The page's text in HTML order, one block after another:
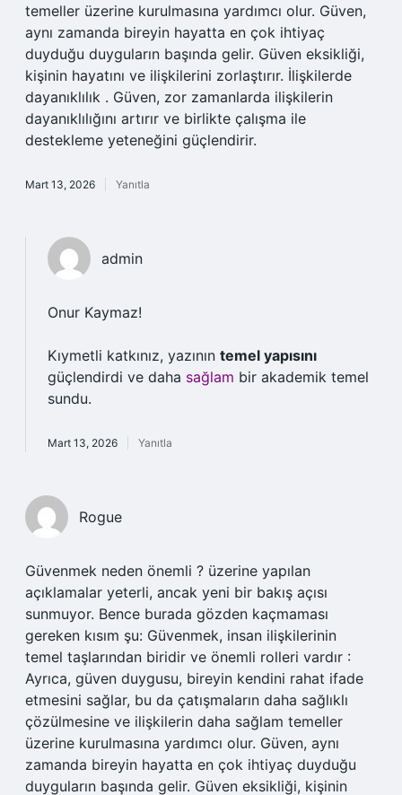
temeller üzerine kurulmasına yardımcı olur. Güven,
aynı zamanda bireyin hayatta en çok ihtiyaç
duyduğu duyguların başında gelir. Güven eksikliği,
kişinin hayatını ve ilişkilerini zorlaştırır. İlişkilerde
dayanıklılık . Güven, zor zamanlarda ilişkilerin
dayanıklılığını artırır ve birlikte çalışma ile
destekleme yeteneğini güçlendirir.
Mart 13, 2026 Yanıtla
admin
Onur Kaymaz!
Kıymetli katkınız, yazının temel yapısını
güçlendirdi ve daha sağlam bir akademik temel
sundu.
Mart 13, 2026 Yanıtla
Rogue
Güvenmek neden önemli ? üzerine yapılan
açıklamalar yeterli, ancak yeni bir bakış açısı
sunmuyor. Bence burada gözden kaçmaması
gereken kısım şu: Güvenmek, insan ilişkilerinin
temel taşlarından biridir ve önemli rolleri vardır :
Ayrıca, güven duygusu, bireyin kendini rahat ifade
etmesini sağlar, bu da çatışmaların daha sağlıklı
çözülmesine ve ilişkilerin daha sağlam temeller
üzerine kurulmasına yardımcı olur. Güven, aynı
zamanda bireyin hayatta en çok ihtiyaç duyduğu
duyguların başında gelir. Güven eksikliği, kişinin